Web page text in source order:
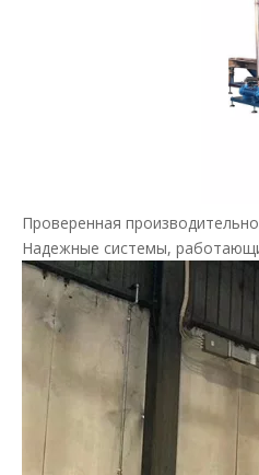
Проверенная
Надежные системы,